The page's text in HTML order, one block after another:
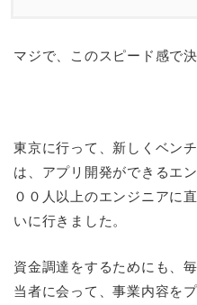
マジで、このスピード感で
東京に行って、新しくベン
は、アプリ開発ができるエ
００人以上のエンジニアに
いに行きました。
資金調達をするためにも、
当者に会って、事業内容を